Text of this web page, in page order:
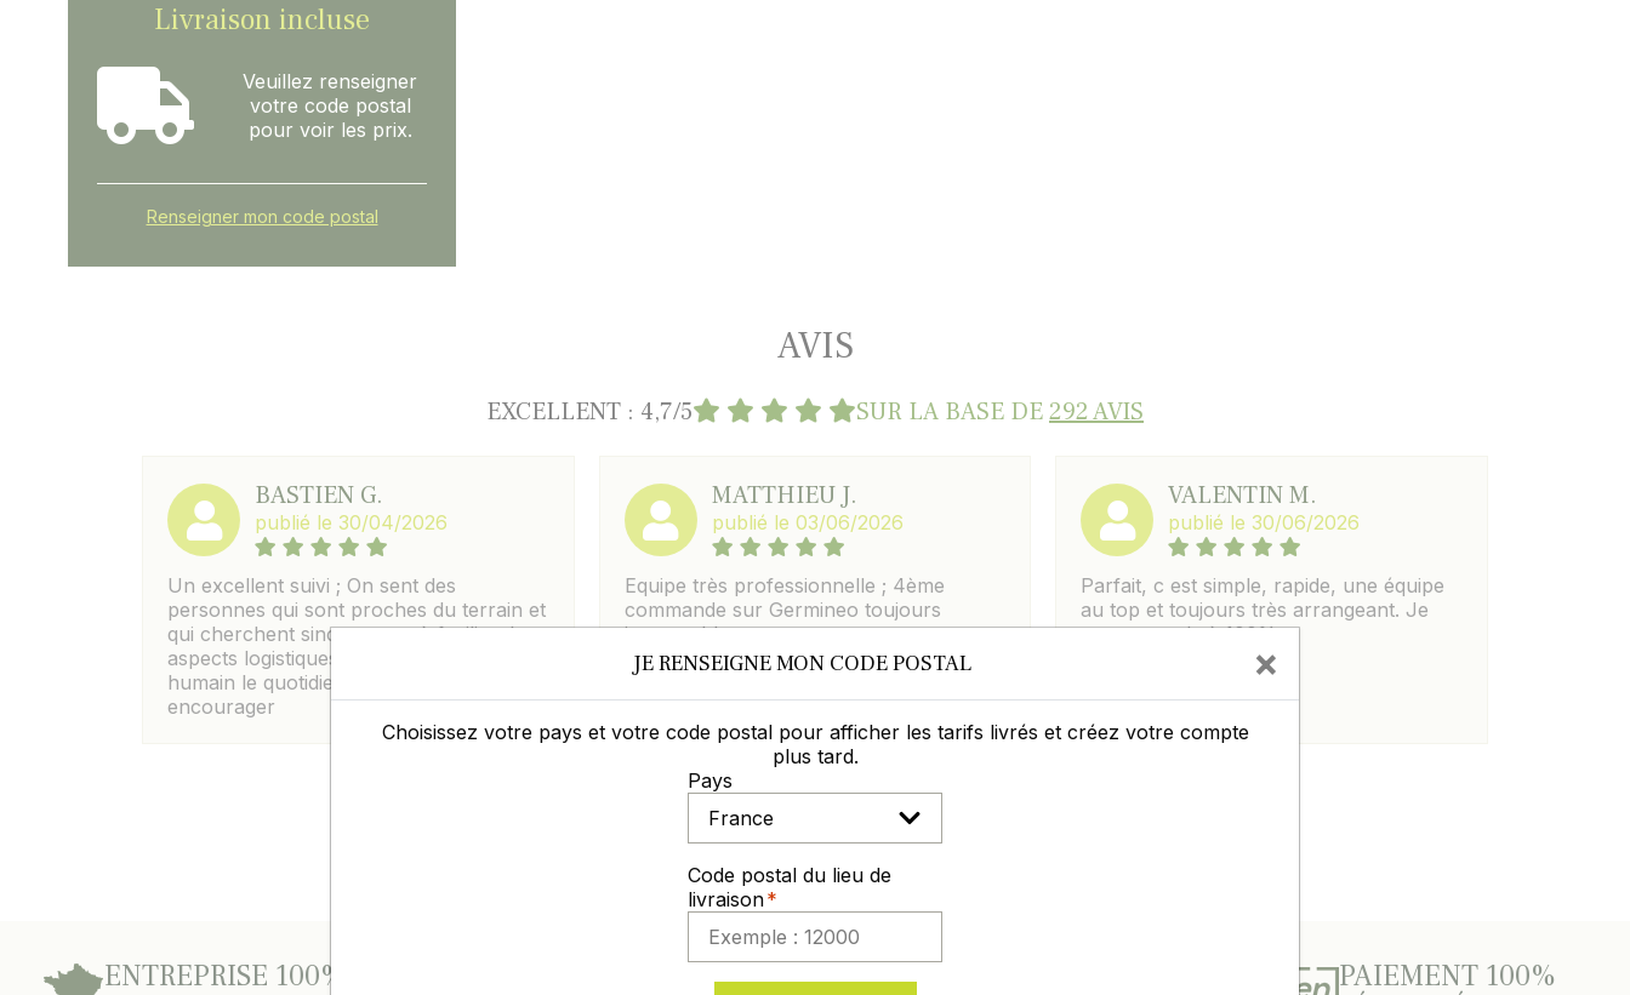
Livraison incluse
Veuillez renseigner
votre code postal
pour voir les prix.
Renseigner mon code postal
AVIS
EXCELLENT : 4,7/5 SUR LA BASE DE292 AVIS
BASTIEN G.
publié le 30/04/2026
Un excellent suivi ; On sent des
personnes qui sont proches du terrain et
qui cherchent sincerement à faciliter les
aspects logistiques , elles rendent plus
humain le quotidien moderne. A
encourager
MATTHIEU J.
publié le 03/06/2026
Equipe très professionnelle ; 4ème
commande sur Germineo toujours
impeccable.
VALENTIN M.
publié le 30/06/2026
Parfait, c est simple, rapide, une équipe
au top et toujours très arrangeant. Je
recommande à 100%.
Laisser un commentaire Voir les avis
ENTREPRISE 100%
D’EXPÉRIENCE DANS
DES PRIX COMPÉTITIFS
PAIEMENT 100%
JE RENSEIGNE MON CODE POSTAL ×
Choisissez votre pays et votre code postal pour afficher les tarifs livrés et créez votre compte
plus tard.
Pays
Code postal du lieu de
livraison